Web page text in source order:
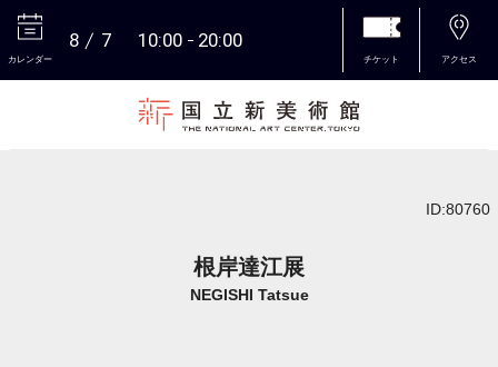
カレンダー
8 7 10:00 20:00
チケット アクセス
ID:80760
根岸達江展
NEGISHI Tatsue